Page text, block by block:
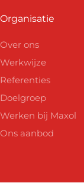
Organisatie
Over ons
Werkwijze
Referenties
Doelgroep
Werken bij Maxol
Ons aanbod